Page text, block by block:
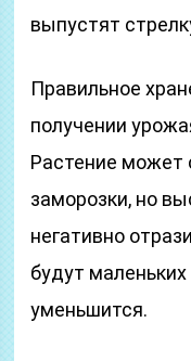
выпустят
Правильное
получении
Растение может
заморозки, но
негативно
будут
уменьшится.